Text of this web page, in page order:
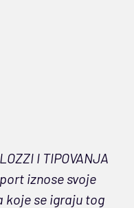
I TIPOVANJA
iznose svoje
koje se igraju tog